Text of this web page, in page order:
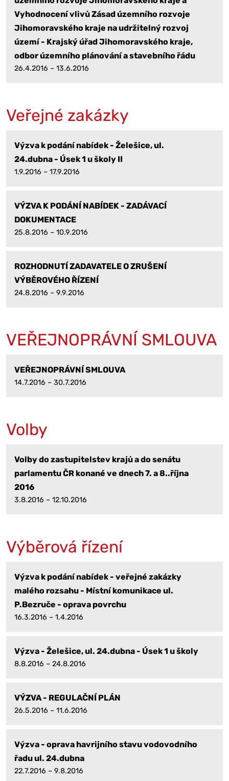
Vyhodnocení vlivů Zásad územního rozvoje
Jihomoravského kraje na udržitelný rozvoj
území - Krajský úřad Jihomoravského kraje,
odbor územního plánování a stavebního řádu
26.4.2016 – 13.6.2016
Veřejné zakázky
Výzva k podání nabídek - Želešice, ul.
24.dubna - Úsek 1 u školy II
1.9.2016 – 17.9.2016
VÝZVA K PODÁNÍ NABÍDEK - ZADÁVACÍ
DOKUMENTACE
25.8.2016 – 10.9.2016
ROZHODNUTÍ ZADAVATELE O ZRUŠENÍ
VÝBĚROVÉHO ŘÍZENÍ
24.8.2016 – 9.9.2016
VEŘEJNOPRÁVNÍ SMLOUVA
VEŘEJNOPRÁVNÍ SMLOUVA
14.7.2016 – 30.7.2016
Volby
Volby do zastupitelstev krajů a do senátu
parlamentu ČR konané ve dnech 7. a 8..října
2016
3.8.2016 – 12.10.2016
Výběrová řízení
Výzva k podání nabídek - veřejné zakázky
malého rozsahu - Místní komunikace ul.
P.Bezruče - oprava povrchu
16.3.2016 – 1.4.2016
Výzva - Želešice, ul. 24.dubna - Úsek 1 u školy
8.8.2016 – 24.8.2016
VÝZVA - REGULAČNÍ PLÁN
26.5.2016 – 11.6.2016
Výzva - oprava havrijního stavu vodovodního
řadu ul. 24.dubna
22.7.2016 – 9.8.2016